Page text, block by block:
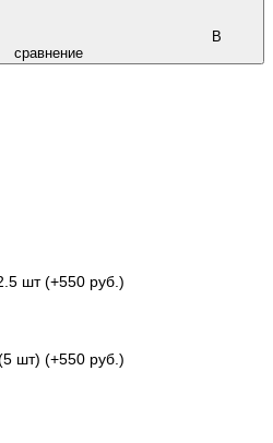
В
сравнение
шт (+550 руб.)
шт) (+550 руб.)